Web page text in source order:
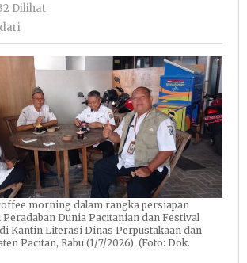
dan
Festival
Horor
Dilihat
morning dalam rangka persiapan
Dunia Pacitanian dan Festival
Kantin Literasi Dinas Perpustakaan dan
Pacitan, Rabu (1/7/2026). (Foto: Dok.